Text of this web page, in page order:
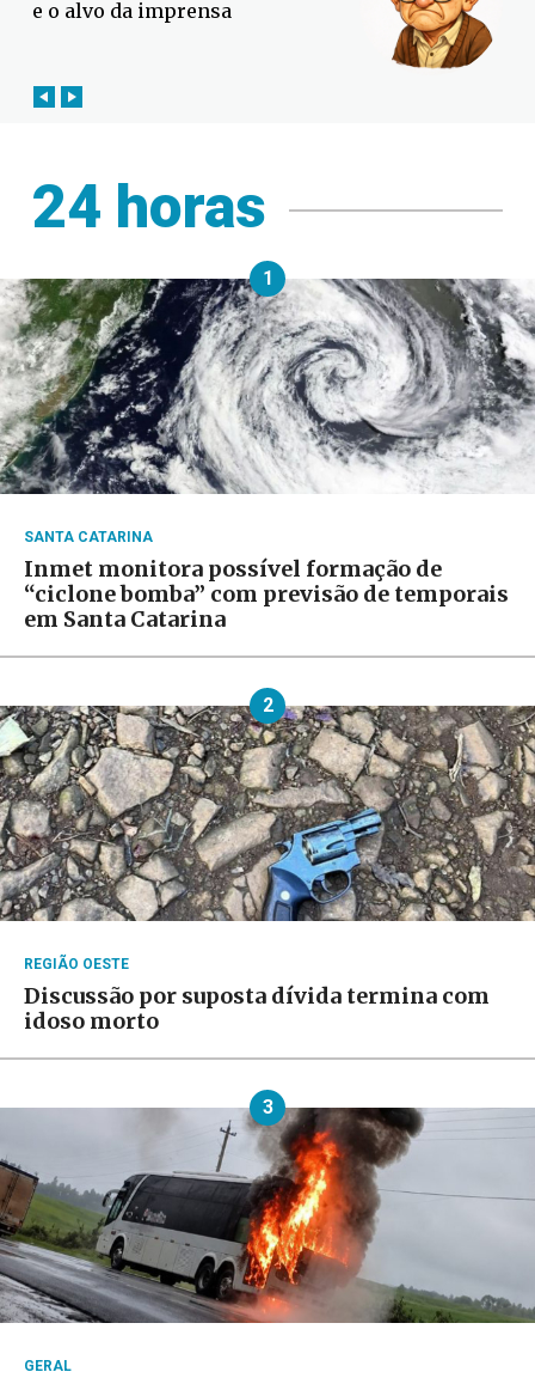
contra o El Niño em SC
24 horas
1
SANTA CATARINA
Inmet monitora possível formação de
“ciclone bomba” com previsão de temporais
em Santa Catarina
2
REGIÃO OESTE
Discussão por suposta dívida termina com
idoso morto
3
GERAL